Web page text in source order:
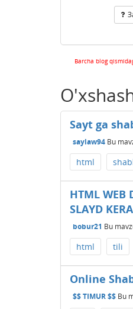
Barcha blog
Sayt ga
saylaw94 Bu
html
HTML WEB
SLAYD
bobur21 Bu
html tili
Online
$$ TIMUR $$ Bu